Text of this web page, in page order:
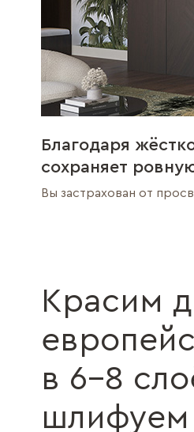
Благодаря
сохраняет
Вы застрахован от
Красим
в 6–8